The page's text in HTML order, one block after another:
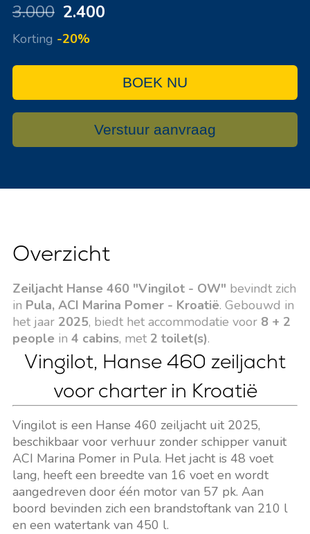
3.000 2.400
Korting -20%
BOEK NU
Verstuur aanvraag
Overzicht
Zeiljacht Hanse 460 "Vingilot - OW" bevindt zich
in Pula, ACI Marina Pomer - Kroatië. Gebouwd in
het jaar 2025, biedt het accommodatie voor 8 + 2
people in 4 cabins, met 2 toilet(s).
Vingilot, Hanse 460 zeiljacht
voor charter in Kroatië
Vingilot is een Hanse 460 zeiljacht uit 2025,
beschikbaar voor verhuur zonder schipper vanuit
ACI Marina Pomer in Pula. Het jacht is 48 voet
lang, heeft een breedte van 16 voet en wordt
aangedreven door één motor van 57 pk. Aan
boord bevinden zich een brandstoftank van 210 l
en een watertank van 450 l.